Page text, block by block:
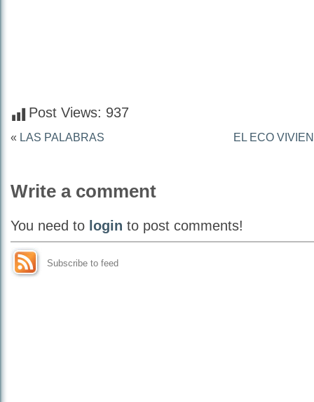
Post Views: 937
« LAS PALABRAS EL ECO
Write a comment
You need to login to post comments!
Subscribe to feed